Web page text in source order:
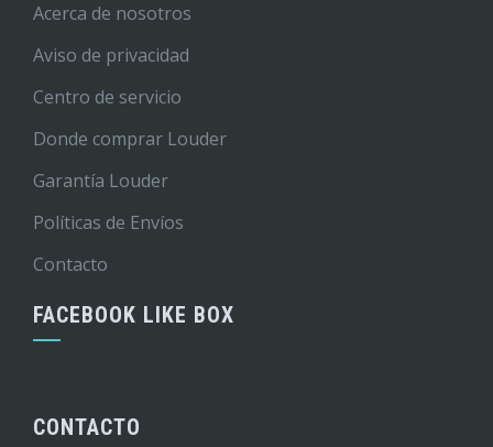
Acerca de nosotros
Aviso de privacidad
Centro de servicio
Donde comprar Louder
Garantía Louder
Políticas de Envíos
Contacto
FACEBOOK LIKE BOX
CONTACTO